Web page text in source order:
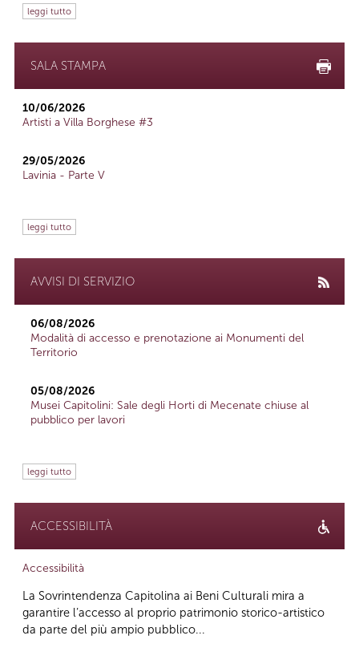
leggi tutto
SALA STAMPA
10/06/2026
Artisti a Villa Borghese #3
29/05/2026
Lavinia - Parte V
leggi tutto
AVVISI DI SERVIZIO
06/08/2026
Modalità di accesso e prenotazione ai Monumenti del
Territorio
05/08/2026
Musei Capitolini: Sale degli Horti di Mecenate chiuse al
pubblico per lavori
leggi tutto
ACCESSIBILITÀ
Accessibilità
La Sovrintendenza Capitolina ai Beni Culturali mira a
garantire l’accesso al proprio patrimonio storico-artistico
da parte del più ampio pubblico...